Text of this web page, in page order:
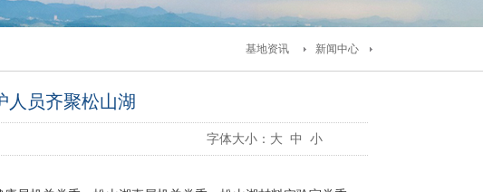
基地资讯 新闻中心
人员齐聚松山湖
字体大小： 大 中 小